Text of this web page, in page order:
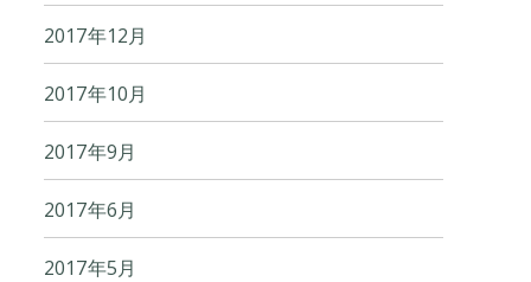
2017年12月
2017年10月
2017年9月
2017年6月
2017年5月